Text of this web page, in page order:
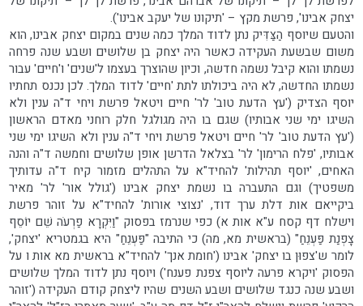
יצחק אבינו', פרשת מקץ – 'תיקונו של יעקב אבינו').
והטעם שיוסף הַצַּדִּיק נתן לדוד המלך כמה שנים במקום יצחק אבינו, הוא
משום שבשעת העקידה כאשר היה יצחק בן שלושים ושבע שנה פרחה
נשמתו והוא קיבל נשמה חדשה, וכיון שהוצרך בעצמו ל'שנים' ו'חיים' עבור
נשמתו החדשה, לא היה ביכולתו לתת 'חיים' לדוד המלך. לכן נכנס תחתיו
יוסף הצדיק ('עץ הדעת טוב' לר' חיים ויטאל פרשת ויחי ד"ה ענין ולא
השיגו ימי שני אבותיו) שגם בו היה מגולגל חלק רוחני מאדם הראשון
('עץ הדעת טוב' לר' חיים ויטאל פרשת ויחי ד"ה ענין ולא השיגו ימי שני
אבותיו, 'פלח הרימון' לר' בצלאל הדרשן אופן שלושים וחמשה ד"ה והנה
האחים, 'יוסף תהילות' להחיד"א על התהלים מזמור קיח ד"ה עדותיך
משפטיך) וגם התעברה בו נשמת יצחק אבינו ('גולל אור' לר' מאיר
ביקייאם אות דלת ערך דוד, 'נצוצי אורות' להחיד"א על זוהר פרשת
וישלח דף קסח ע"א אות א) כפי שנרמז בפסוק "וַיִּקְרָא פַרְעֹה שֵׁם יוֹסֵף
צָפְנַת פַּעְנֵחַ" (בראשית מא, מה) כי התיבה "פַּעְנֵחַ" היא בגמטריא 'יצחק',
לומר ש'צפוּן בו יצחק' אבינו ('חומת אנך' להחיד"א בראשית מא אות ו על
הפסוק 'ויקרא פרעה ליוסף צפנת פענח') ויוסף נתן לדוד המלך שלושים
ושבע שנה כנגד שלושים ושבע השנים שהיו ליצחק קודם העקידה ('זוהר